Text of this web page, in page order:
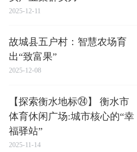
2025-12-11
故城县五户村：智慧农场育
出“致富果”
2025-12-08
【探索衡水地标㉔】 衡水市
体育休闲广场:城市核心的“幸
福驿站”
2025-11-14